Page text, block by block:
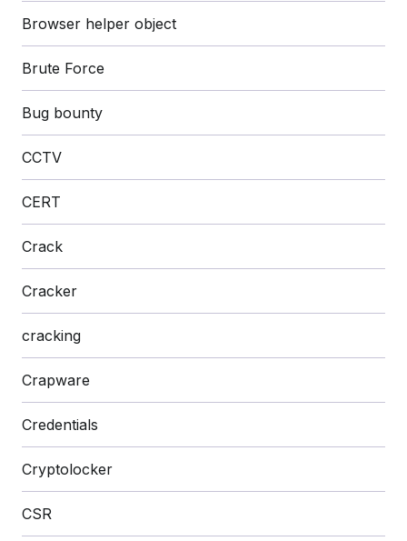
Browser helper object
Brute Force
Bug bounty
CCTV
CERT
Crack
Cracker
cracking
Crapware
Credentials
Cryptolocker
CSR